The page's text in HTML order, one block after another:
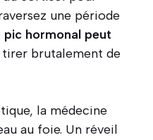
une période
pic hormonal peut
brutalement de
la médecine
au foie. Un réveil